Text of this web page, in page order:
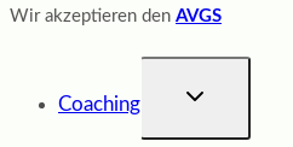
Wir akzeptieren den AVGS
Coaching
UNTERMENÜ